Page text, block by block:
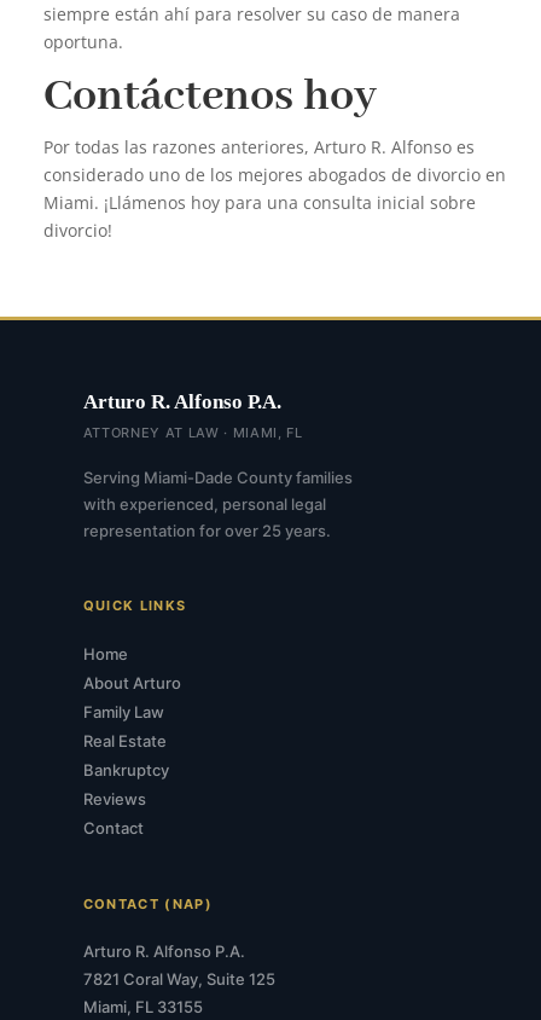
siempre están ahí para resolver su caso de manera
oportuna.
Contáctenos hoy
Por todas las razones anteriores, Arturo R. Alfonso es
considerado uno de los mejores abogados de divorcio en
Miami. ¡Llámenos hoy para una consulta inicial sobre
divorcio!
Arturo R. Alfonso P.A.
ATTORNEY AT LAW · MIAMI, FL
Serving Miami-Dade County families
with experienced, personal legal
representation for over 25 years.
QUICK LINKS
Home
About Arturo
Family Law
Real Estate
Bankruptcy
Reviews
Contact
CONTACT (NAP)
Arturo R. Alfonso P.A.
7821 Coral Way, Suite 125
Miami, FL 33155